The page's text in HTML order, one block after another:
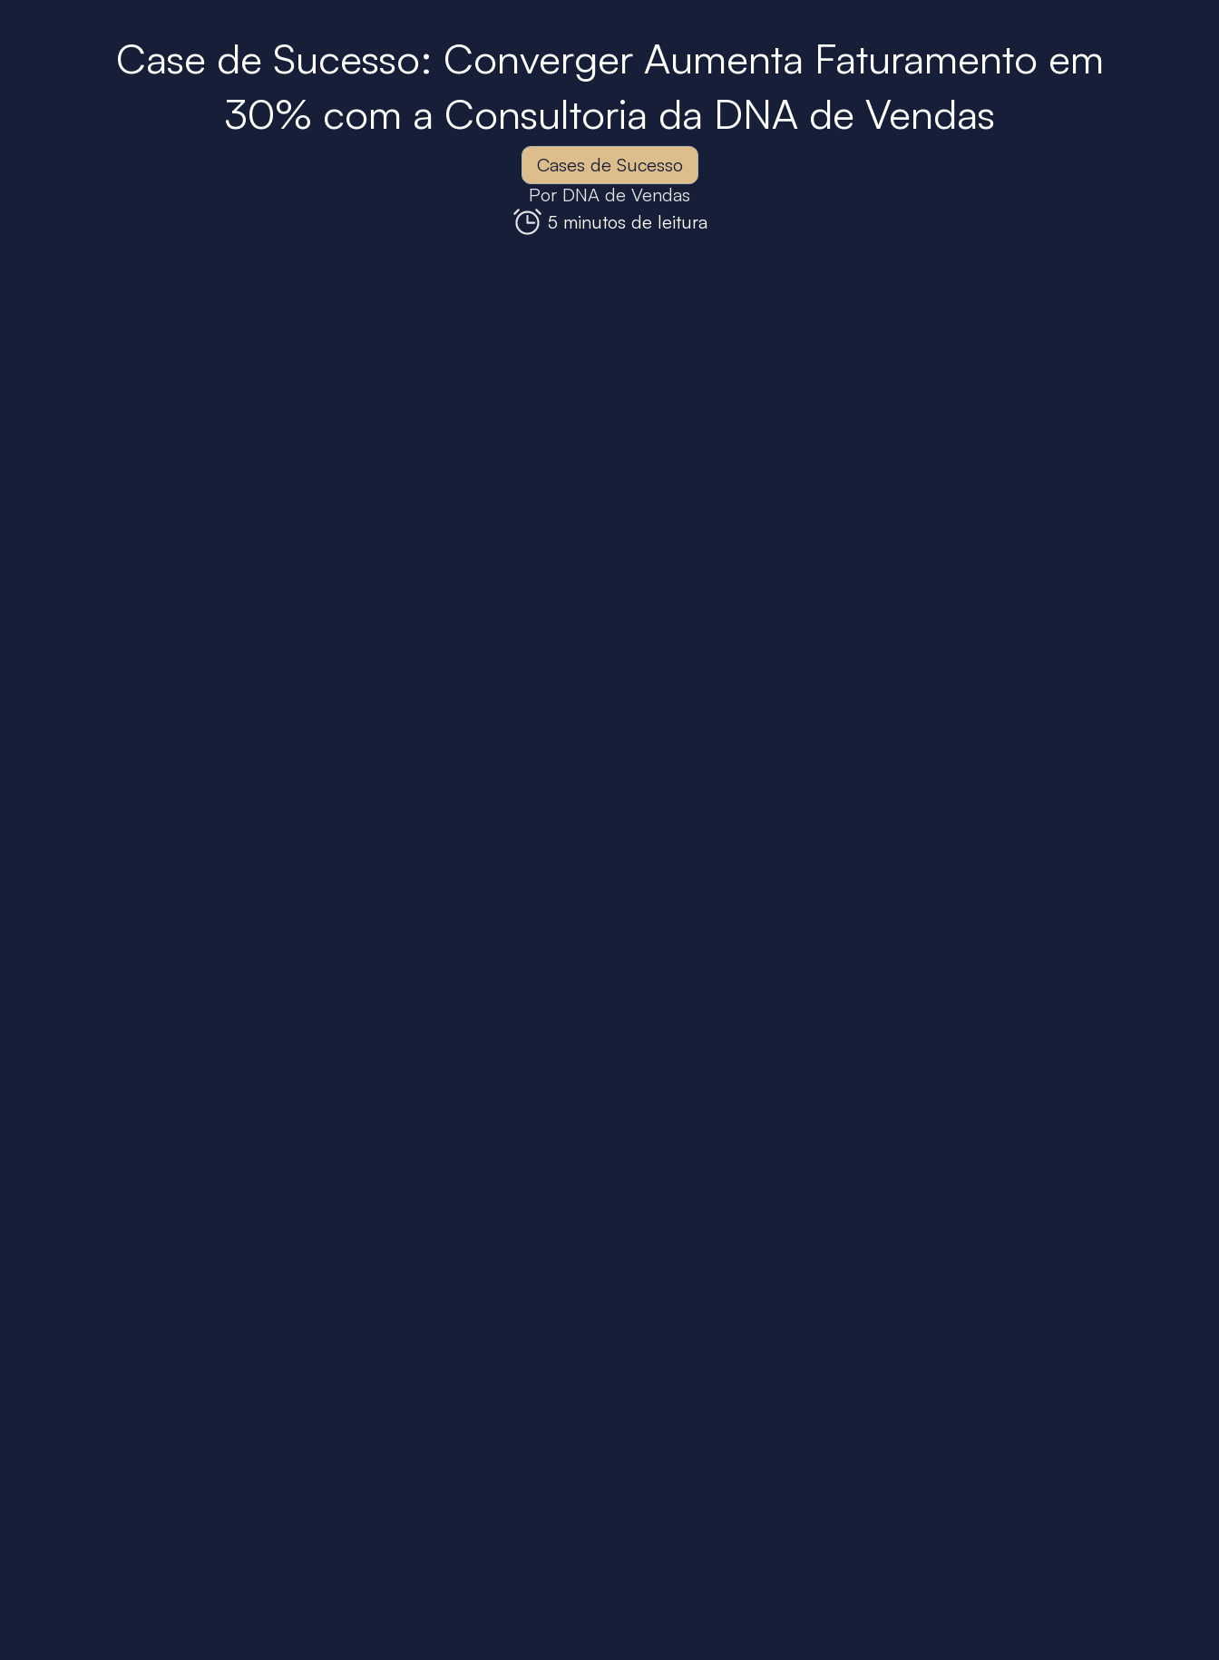
Case de Sucesso: Converger Aumenta Faturamento em
30% com a Consultoria da DNA de Vendas
Cases de Sucesso
Por DNA de Vendas
5 minutos de leitura